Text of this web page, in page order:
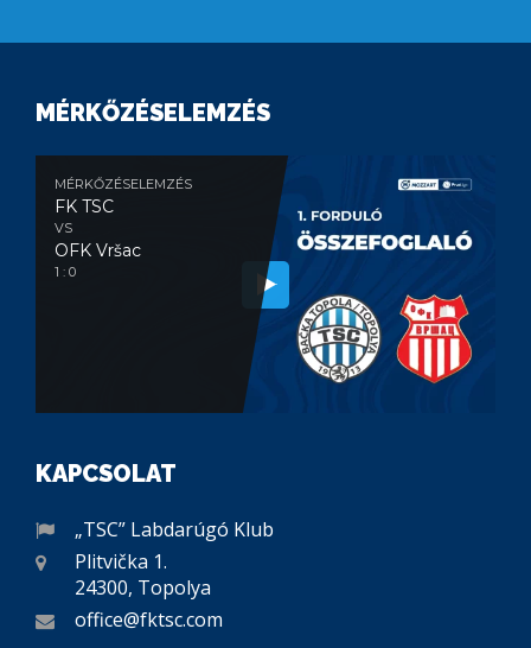
MÉRKŐZÉSELEMZÉS
MÉRKŐZÉSELEMZÉS
FK TSC
VS
OFK Vršac
1 : 0
KAPCSOLAT
„TSC” Labdarúgó Klub
Plitvička 1.
24300, Topolya
office@fktsc.com